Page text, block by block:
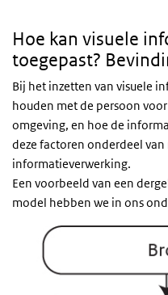
Hoe kan visuele
toegepast?
Bij het inzetten van visuele
houden met de persoon
omgeving, en hoe de
deze factoren onderdeel
informatieverwerking.
Een voorbeeld van een
model hebben we in ons